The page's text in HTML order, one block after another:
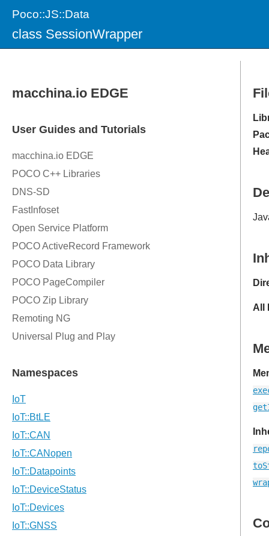
Poco::JS::Data
class SessionWrapper
All